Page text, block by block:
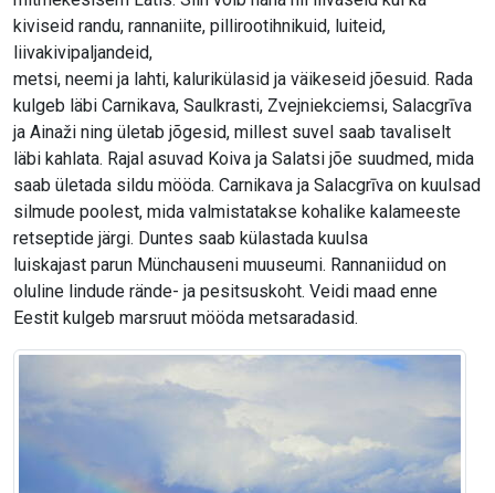
kiviseid randu, rannaniite, pillirootihnikuid, luiteid,
liivakivipaljandeid,
metsi, neemi ja lahti, kalurikülasid ja väikeseid jõesuid. Rada
kulgeb läbi Carnikava, Saulkrasti, Zvejniekciemsi, Salacgrīva
ja Ainaži ning ületab jõgesid, millest suvel saab tavaliselt
läbi kahlata. Rajal asuvad Koiva ja Salatsi jõe suudmed, mida
saab ületada sildu mööda. Carnikava ja Salacgrīva on kuulsad
silmude poolest, mida valmistatakse kohalike kalameeste
retseptide järgi. Duntes saab külastada kuulsa
luiskajast parun Münchauseni muuseumi. Rannaniidud on
oluline lindude rände- ja pesitsuskoht. Veidi maad enne
Eestit kulgeb marsruut mööda metsaradasid.